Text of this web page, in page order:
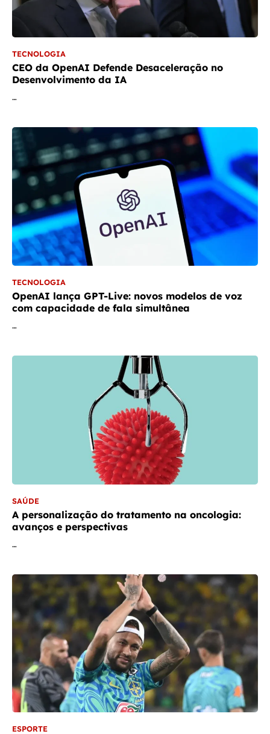
TECNOLOGIA
CEO da OpenAI Defende Desaceleração no
Desenvolvimento da IA
…
TECNOLOGIA
OpenAI lança GPT-Live: novos modelos de voz
com capacidade de fala simultânea
…
SAÚDE
A personalização do tratamento na oncologia:
avanços e perspectivas
…
ESPORTE